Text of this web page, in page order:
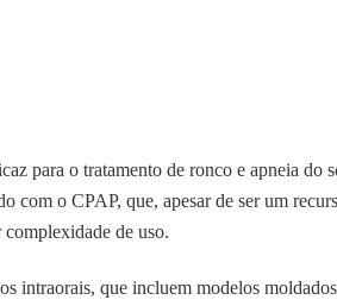
para o tratamento de ronco e apneia do
com o CPAP, que, apesar de ser um
complexidade de uso.
intraorais, que incluem modelos